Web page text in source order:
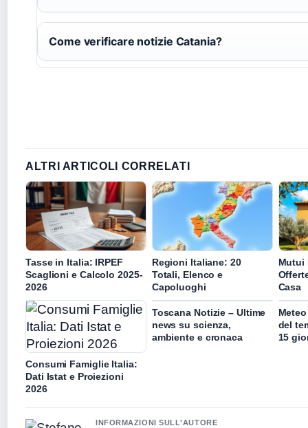
Come verificare notizie Catania?
ALTRI ARTICOLI CORRELATI
Tasse in Italia: IRPEF
Scaglioni e Calcolo 2025-
2026
Regioni Italiane: 20
Totali, Elenco e
Capoluoghi
Mutui
Casa
Consumi Famiglie Italia:
Dati Istat e Proiezioni
2026
Toscana Notizie – Ultime
news su scienza,
ambiente e cronaca
del
15
INFORMAZIONI SULL'AUTORE